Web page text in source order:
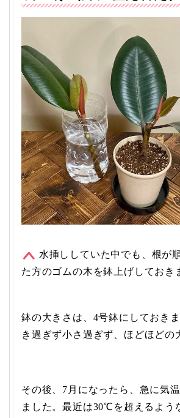
水挿ししていた中でも、根が
た方のゴムの木を鉢上げしておき
鉢の大きさは、4号鉢にしておき
き過ぎず小さ過ぎず、ほどほどの
その後、7月になったら、急に気
ました。最近は30℃を超えるよう